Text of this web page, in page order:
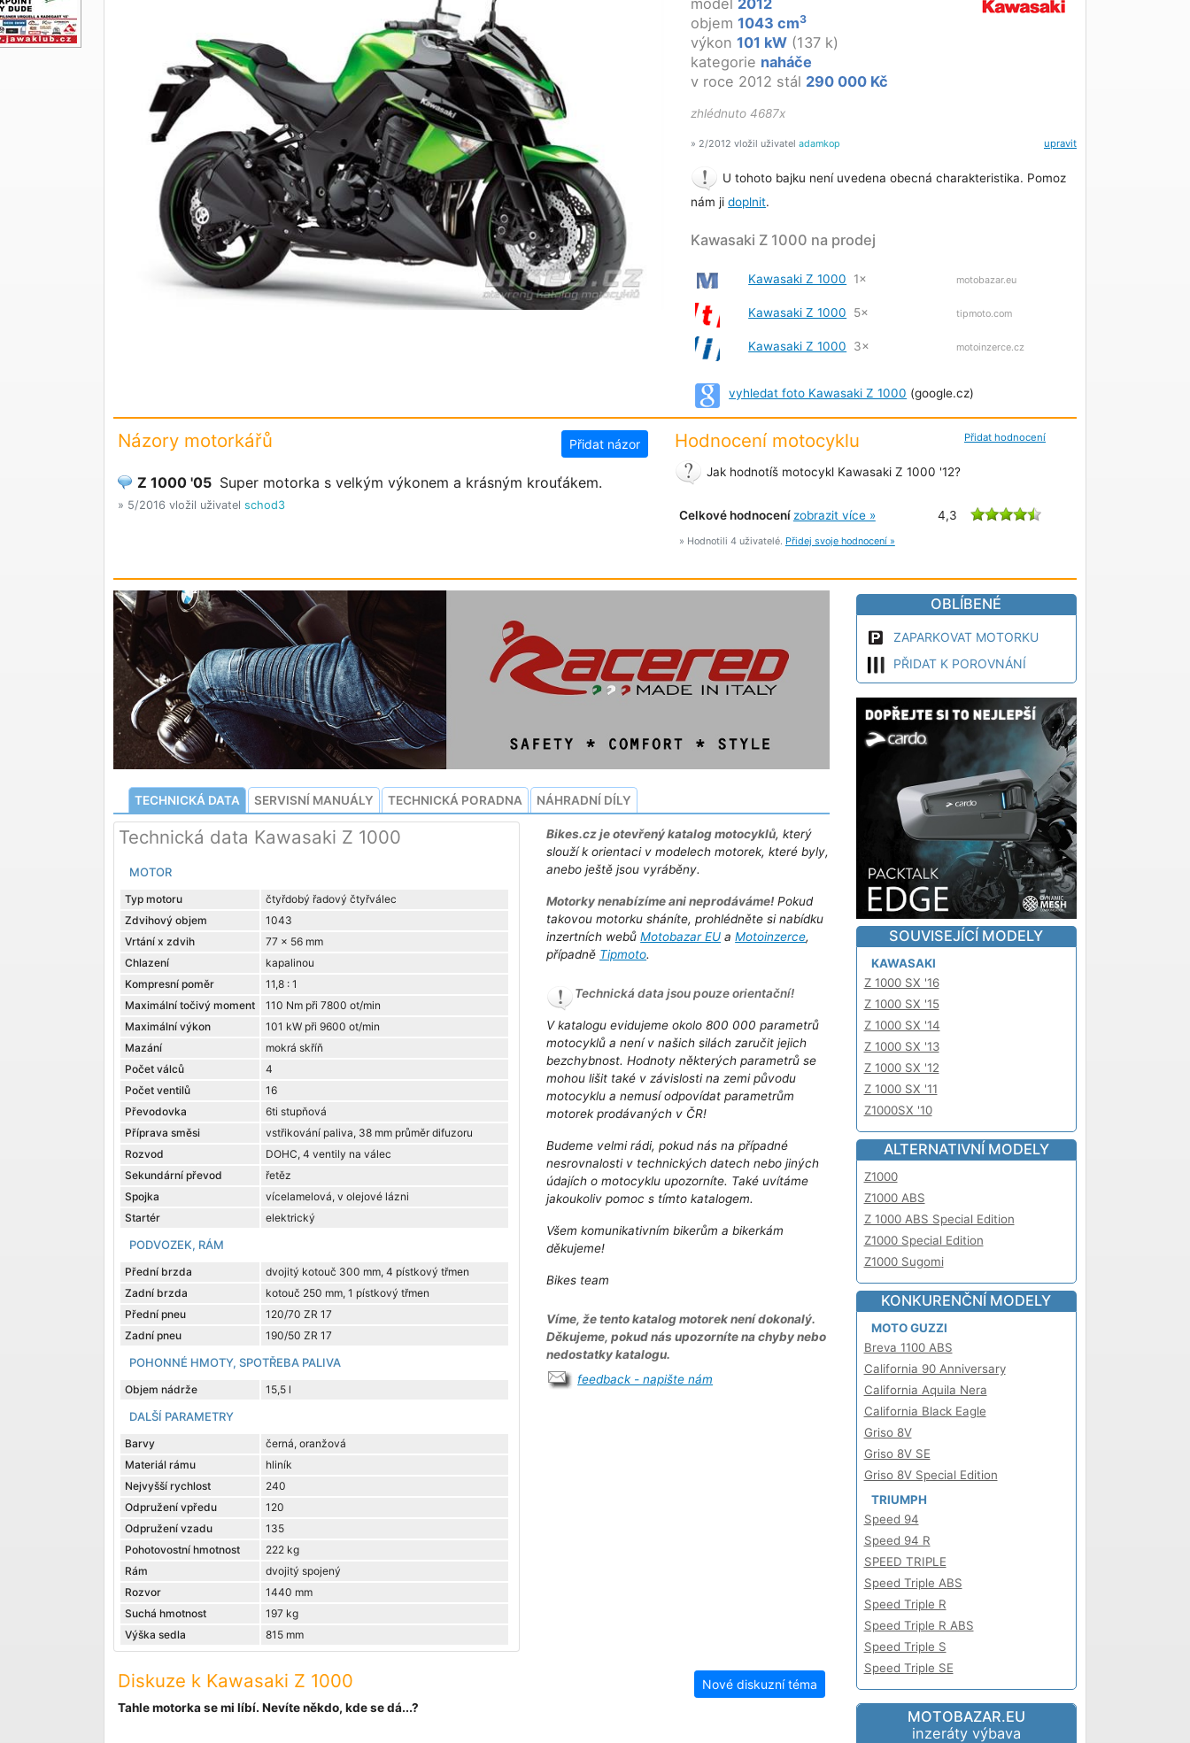
objem1043 cm3
výkon101 kW (137 k)
kategorie naháče
v roce 2012 stál 290 000 Kč
zhlédnuto 4687x
upravit
» 2/2012 vložil uživateladamkop
U tohoto bajku není uvedena obecná charakteristika. Pomoz
nám jidoplnit.
Kawasaki Z 1000 na prodej
Kawasaki Z 1000 1× motobazar.eu
Kawasaki Z 1000 5× tipmoto.com
Kawasaki Z 1000 3× motoinzerce.cz
vyhledat foto Kawasaki Z 1000 (google.cz)
Názory motorkářů Přidat názor
Z 1000 '05 Super motorka s velkým výkonem a krásným krouťákem.
» 5/2016 vložil uživatel schod3
Přidat hodnocení
Hodnocení motocyklu
Jak hodnotíš motocykl Kawasaki Z 1000 '12?
Celkové hodnocení zobrazit více » 4,3
» Hodnotili 4 uživatelé. Přidej svoje hodnocení »
TECHNICKÁ DATA SERVISNÍ MANUÁLY TECHNICKÁ PORADNA NÁHRADNÍ DÍLY
Technická data Kawasaki Z 1000
MOTOR
Typ motoru
čtyřdobý řadový čtyřválec
Zdvihový objem
1043
Vrtání x zdvih
77 x 56 mm
Chlazení
kapalinou
Kompresní poměr
11,8 : 1
Maximální točivý moment
110 Nm při 7800 ot/min
Maximální výkon
101 kW při 9600 ot/min
Mazání
mokrá skříň
Počet válců
4
Počet ventilů
16
Převodovka
6ti stupňová
Příprava směsi
vstřikování paliva, 38 mm průměr difuzoru
Rozvod
DOHC, 4 ventily na válec
Sekundární převod
řetěz
Spojka
vícelamelová, v olejové lázni
Startér
elektrický
PODVOZEK, RÁM
Přední brzda
dvojitý kotouč 300 mm, 4 pístkový třmen
Zadní brzda
kotouč 250 mm, 1 pístkový třmen
Přední pneu
120/70 ZR 17
Zadní pneu
190/50 ZR 17
POHONNÉ HMOTY, SPOTŘEBA PALIVA
Objem nádrže 15,5 l
DALŠÍ PARAMETRY
Barvy
černá, oranžová
Materiál rámu
hliník
Nejvyšší rychlost
240
Odpružení vpředu
120
Odpružení vzadu
135
Pohotovostní hmotnost
222 kg
Rám
dvojitý spojený
Rozvor
1440 mm
Suchá hmotnost
197 kg
Výška sedla
815 mm
Bikes.cz je otevřený katalog motocyklů, který
slouží k orientaci v modelech motorek, které byly,
anebo ještě jsou vyráběny.
Motorky nenabízíme ani neprodáváme!Pokud
takovou motorku sháníte, prohlédněte si nabídku
inzertních webůMotobazar EU aMotoinzerce,
případně Tipmoto.
Technická data jsou pouze orientační!
V katalogu evidujeme okolo 800 000 parametrů
motocyklů a není v našich silách zaručit jejich
bezchybnost. Hodnoty některých parametrů se
mohou lišit také v závislosti na zemi původu
motocyklu a nemusí odpovídat parametrům
motorek prodávaných v ČR!
Budeme velmi rádi, pokud nás na případné
nesrovnalosti v technických datech nebo jiných
údajích o motocyklu upozorníte. Také uvítáme
jakoukoliv pomoc s tímto katalogem.
Všem komunikativním bikerům a bikerkám
děkujeme!
Bikes team
Víme, že tento katalog motorek není dokonalý.
Děkujeme, pokud nás upozorníte na chyby nebo
nedostatky katalogu.
feedback - napište nám
Diskuze k Kawasaki Z 1000 Nové diskuzní téma
Tahle motorka se mi líbí. Nevíte někdo, kde se dá...?
OBLÍBENÉ
ZAPARKOVAT MOTORKU
PŘIDAT K POROVNÁNÍ
SOUVISEJÍCÍ MODELY
KAWASAKI
Z 1000 SX '16
Z 1000 SX '15
Z 1000 SX '14
Z 1000 SX '13
Z 1000 SX '12
Z 1000 SX '11
Z1000SX '10
ALTERNATIVNÍ MODELY
Z1000
Z1000 ABS
Z 1000 ABS Special Edition
Z1000 Special Edition
Z1000 Sugomi
KONKURENČNÍ MODELY
MOTO GUZZI
Breva 1100 ABS
California 90 Anniversary
California Aquila Nera
California Black Eagle
Griso 8V
Griso 8V SE
Griso 8V Special Edition
TRIUMPH
Speed 94
Speed 94 R
SPEED TRIPLE
Speed Triple ABS
Speed Triple R
Speed Triple R ABS
Speed Triple S
Speed Triple SE
MOTOBAZAR.EU
inzeráty výbava